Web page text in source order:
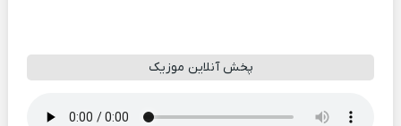
پخش آنلاین موزیک